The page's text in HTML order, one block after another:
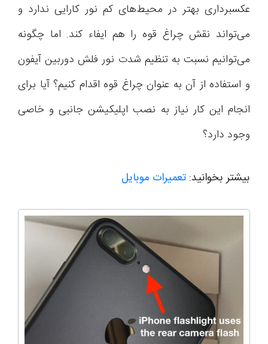
عکسبرداری بهتر در محیط‌های کم نور کارایی ندارد و
می‌تواند نقش چراغ قوه را هم ایفاء کند. اما چگونه
می‌توانیم نسبت به تنظیم شدت نور فلش دوربین آیفون
و استفاده از آن به عنوان چراغ قوه اقدام کنیم؟ آیا برای
انجام این کار نیاز به نصب اپلیکیشن جانبی و خاصی
وجود دارد؟
بیشتر بخوانید: تعمیرات موبایل